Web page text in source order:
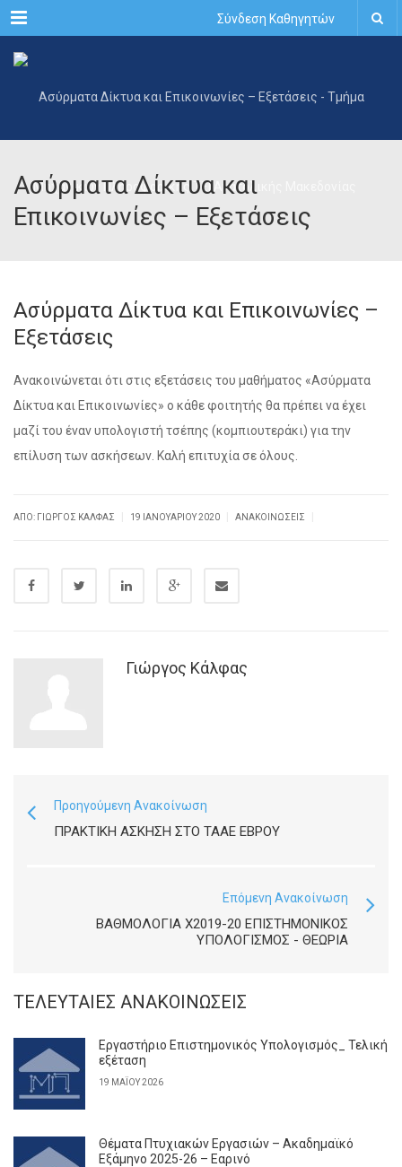
Menu Σύνδεση Καθηγητών
Ασύρματα Δίκτυα και
Επικοινωνίες – Εξετάσεις
Ασύρματα Δίκτυα και Επικοινωνίες –
Εξετάσεις
Ανακοινώνεται ότι στις εξετάσεις του μαθήματος «Ασύρματα
Δίκτυα και Επικοινωνίες» ο κάθε φοιτητής θα πρέπει να έχει
μαζί του έναν υπολογιστή τσέπης (κομπιουτεράκι) για την
επίλυση των ασκήσεων. Καλή επιτυχία σε όλους.
ΑΠΌ: ΓΙΏΡΓΟΣ ΚΆΛΦΑΣ 19 ΙΑΝΟΥΑΡΊΟΥ 2020 ΑΝΑΚΟΙΝΏΣΕΙΣ
Γιώργος Κάλφας
Προηγούμενη Ανακοίνωση
ΠΡΑΚΤΙΚΉ ΆΣΚΗΣΗ ΣΤΟ ΤΑΑΕ ΕΒΡΟΥ
Επόμενη Ανακοίνωση
ΒΑΘΜΟΛΟΓΙΑ Χ2019-20 ΕΠΙΣΤΗΜΟΝΙΚΟΣ
ΥΠΟΛΟΓΙΣΜΟΣ - ΘΕΩΡΙΑ
ΤΕΛΕΥΤΑΊΕΣ ΑΝΑΚΟΙΝΏΣΕΙΣ
Εργαστήριο Επιστημονικός Υπολογισμός_ Τελική
εξέταση
19 ΜΑΪ́ΟΥ 2026
Θέματα Πτυχιακών Εργασιών – Ακαδημαϊκό
Εξάμηνο 2025-26 – Εαρινό